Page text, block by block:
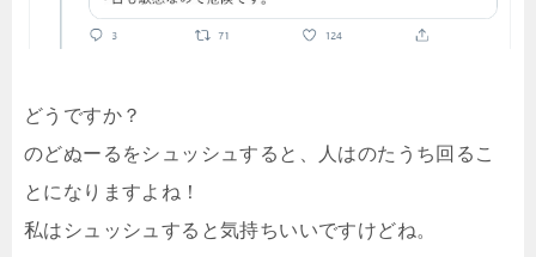
どうですか？
のどぬーるをシュッシュすると、人はのたうち回るこ
とになりますよね！
私はシュッシュすると気持ちいいですけどね。